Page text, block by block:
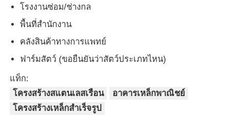
โรงงานซ่อม/ช่างกล
พื้นที่สํานักงาน
คลังสินค้าทางการแพทย์
ฟาร์มสัตว์ (ขอยืนยันว่าสัตว์ประเภทไหน)
แท็ก:
โครงสร้างสแตนเลสเรือน
อาคารเหล็กพาณิชย์
โครงสร้างเหล็กสำเร็จรูป